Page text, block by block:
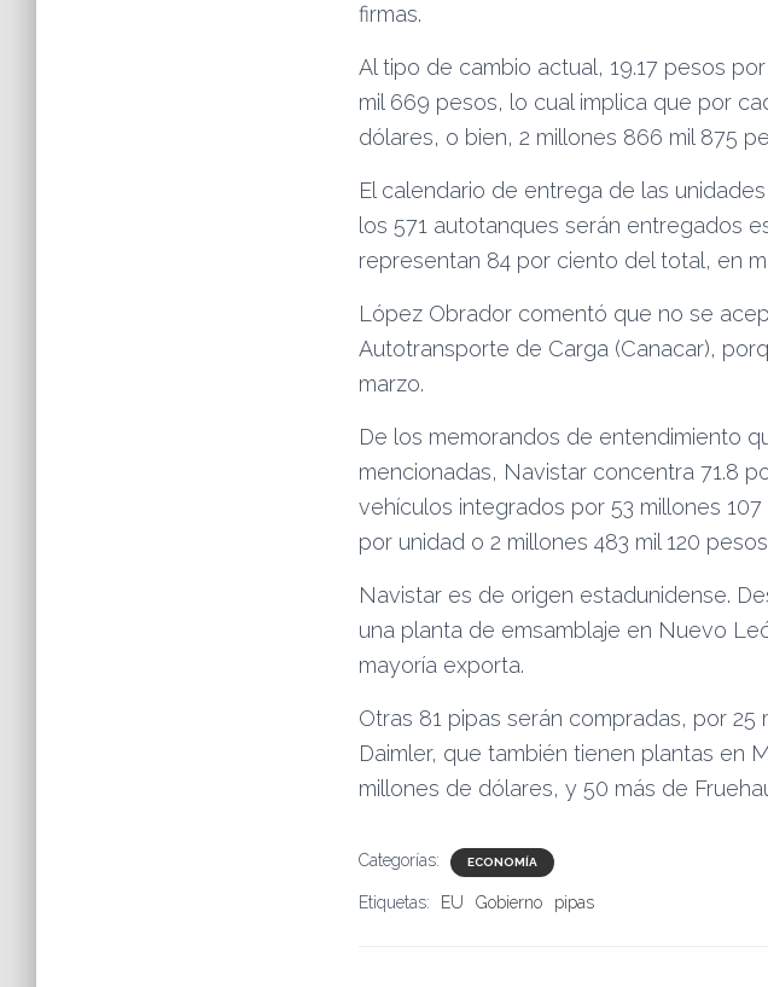
firmas.
Al tipo de cambio actual, 19.17 pesos
mil 669 pesos, lo cual implica que por
dólares, o bien, 2 millones 866 mil 875
El calendario de entrega de las
los 571 autotanques serán entregados
representan 84 por ciento del total, en
López Obrador comentó que no se
Autotransporte de Carga (Canacar),
marzo.
De los memorandos de entendimiento
mencionadas, Navistar concentra 71.8
vehículos integrados por 53 millones
por unidad o 2 millones 483 mil 120
Navistar es de origen estadunidense.
una planta de emsamblaje en Nuevo
mayoría exporta.
Otras 81 pipas serán compradas, por 25
Daimler, que también tienen plantas en
millones de dólares, y 50 más de
Categorías: ECONOMÍA
Etiquetas: EU Gobierno pipas